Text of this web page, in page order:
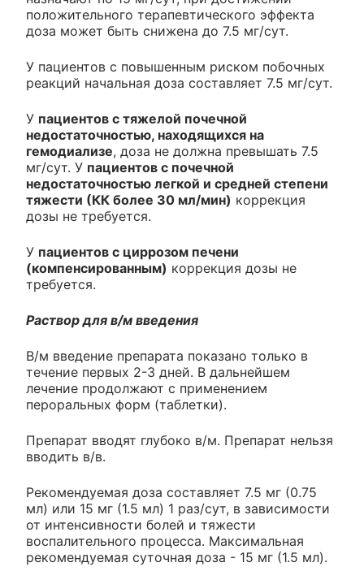
положительного терапевтического эффекта
доза может быть снижена до 7.5 мг/сут.
У пациентов с повышенным риском побочных
реакций начальная доза составляет 7.5 мг/сут.
У пациентов с тяжелой почечной
недостаточностью, находящихся на
гемодиализе, доза не должна превышать 7.5
мг/сут. У пациентов с почечной
недостаточностью легкой и средней степени
тяжести (КК более 30 мл/мин) коррекция
дозы не требуется.
У пациентов с циррозом печени
(компенсированным) коррекция дозы не
требуется.
Раствор для в/м введения
В/м введение препарата показано только в
течение первых 2-3 дней. В дальнейшем
лечение продолжают с применением
пероральных форм (таблетки).
Препарат вводят глубоко в/м. Препарат нельзя
вводить в/в.
Рекомендуемая доза составляет 7.5 мг (0.75
мл) или 15 мг (1.5 мл) 1 раз/сут, в зависимости
от интенсивности болей и тяжести
воспалительного процесса. Максимальная
рекомендуемая суточная доза - 15 мг (1.5 мл).